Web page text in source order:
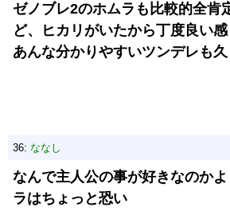
ゼノブレ2のホムラも比較的全肯
ど、ヒカリがいたから丁度良い
あんな分かりやすいツンデレも
36: ななし
なんで主人公の事が好きなのか
ラはちょっと恐い